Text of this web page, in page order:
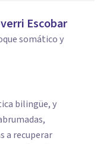
Escobar
somático y
bilingüe, y
a recuperar